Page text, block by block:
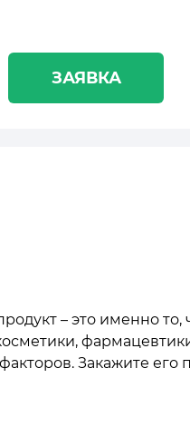
ЗАЯВКА
– это именно
Закажите